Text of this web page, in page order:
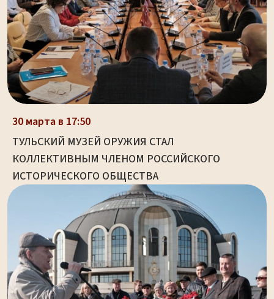
30 марта в 17:50
ТУЛЬСКИЙ МУЗЕЙ ОРУЖИЯ СТАЛ
КОЛЛЕКТИВНЫМ ЧЛЕНОМ РОССИЙСКОГО
ИСТОРИЧЕСКОГО ОБЩЕСТВА